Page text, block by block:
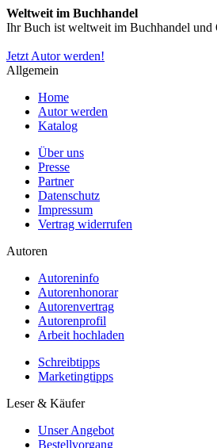
Weltweit im Buchhandel
Ihr Buch ist weltweit im Buchhandel und
Jetzt Autor werden!
Allgemein
Home
Autor werden
Katalog
Über uns
Presse
Partner
Datenschutz
Impressum
Vertrag widerrufen
Autoren
Autoreninfo
Autorenhonorar
Autorenvertrag
Autorenprofil
Arbeit hochladen
Schreibtipps
Marketingtipps
Leser & Käufer
Unser Angebot
Bestellvorgang